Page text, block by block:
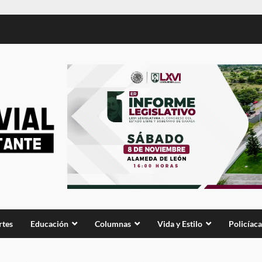
Educación Columnas Vida y Estilo Policíaca